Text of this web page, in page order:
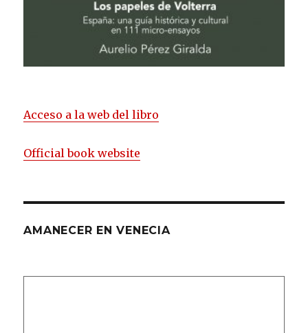
Acceso a la web del libro
Official book website
AMANECER EN VENECIA